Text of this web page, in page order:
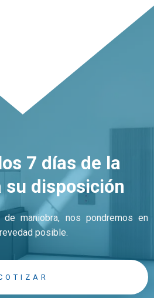
7 días de la
su disposición
maniobra, nos pondremos en
posible.